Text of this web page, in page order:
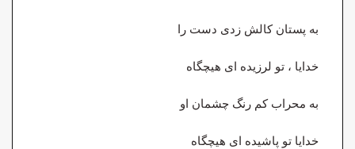
به پستان کالش زدی دست را
خدایا ، تو لرزیده ای هیچگاه
به محراب کم رنگ چشمان او
خدایا تو پاشیده ای هیچگاه